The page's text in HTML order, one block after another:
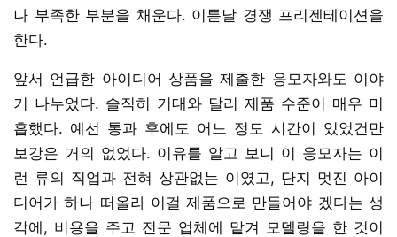
나 부족한 부분을 채운다. 이튿날 경쟁 프리젠테이션을
한다.
앞서 언급한 아이디어 상품을 제출한 응모자와도 이야
기 나누었다. 솔직히 기대와 달리 제품 수준이 매우 미
흡했다. 예선 통과 후에도 어느 정도 시간이 있었건만
보강은 거의 없었다. 이유를 알고 보니 이 응모자는 이
런 류의 직업과 전혀 상관없는 이였고, 단지 멋진 아이
디어가 하나 떠올라 이걸 제품으로 만들어야 겠다는 생
각에, 비용을 주고 전문 업체에 맡겨 모델링을 한 것이